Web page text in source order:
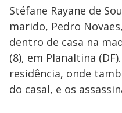
Stéfane Rayane de
marido, Pedro
dentro de casa na
(8), em Planaltina
residência, onde
do casal, e os